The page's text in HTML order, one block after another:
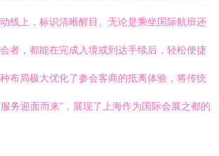
线上，标识清晰醒目。无论是乘坐国际航班还
者，都能在完成入境或到达手续后，轻松便捷
布局极大优化了参会客商的抵离体验，将传统
服务迎面而来”，展现了上海作为国际会展之都的